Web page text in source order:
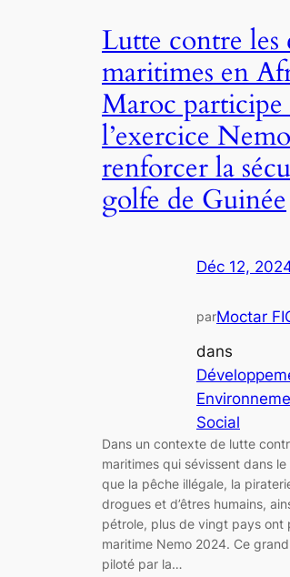
Lutte contre les
maritimes en
Maroc participe
l’exercice
renforcer la
golfe de Guinée
Déc 12,
parMoctar
dans
Social
Dans un contexte de lutte
maritimes qui sévissent dans
que la pêche illégale, la
drogues et d’êtres humains,
pétrole, plus de vingt pays ont
maritime Nemo 2024. Ce
piloté par la…